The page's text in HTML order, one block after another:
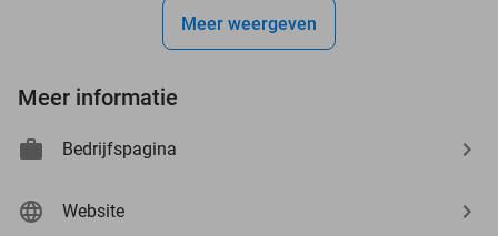
Meer weergeven
Meer informatie
Bedrijfspagina
Website